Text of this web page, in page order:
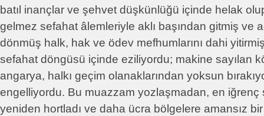
batıl inançlar ve şehvet düşkünlüğü içinde helak
gelmez sefahat âlemleriyle aklı başından gitmiş ve
dönmüş halk, hak ve ödev mefhumlarını dahi
sefahat döngüsü içinde eziliyordu; makine sayılan
angarya, halkı geçim olanaklarından yoksun
engelliyordu. Bu muazzam yozlaşmadan, en iğrenç
yeniden hortladı ve daha ücra bölgelere amansız